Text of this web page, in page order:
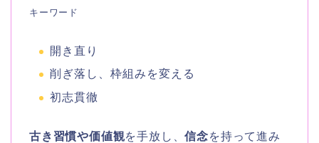
キーワード
開き直り
削ぎ落し、枠組みを変える
初志貫徹
古き習慣や価値観を手放し、信念を持って進み